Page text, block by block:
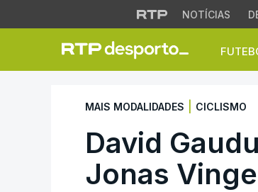
NOTÍCIAS
David
MAIS MODALIDADES CICLISMO
David
Jonas